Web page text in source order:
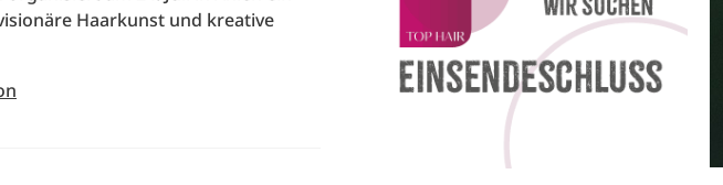
Haarkunst und kreative